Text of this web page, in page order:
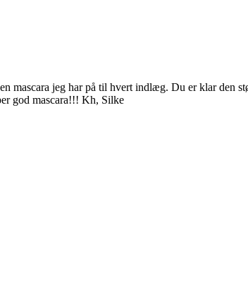
jeg har på til hvert indlæg. Du er klar den
god mascara!!! Kh, Silke